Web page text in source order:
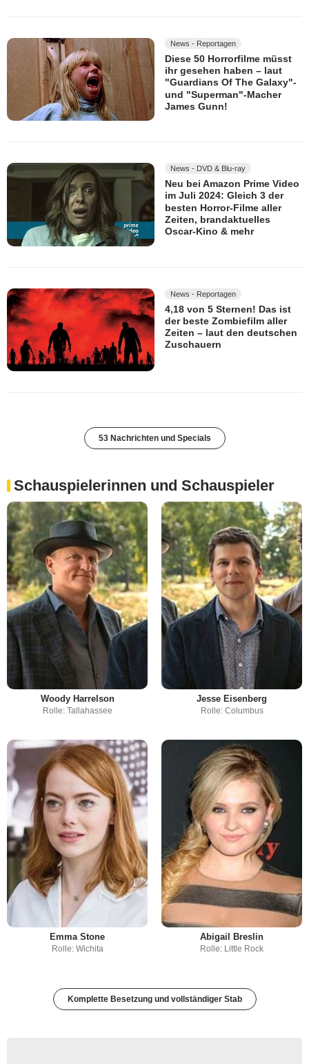
News - Reportagen
Diese 50 Horrorfilme müsst
ihr gesehen haben – laut
"Guardians Of The Galaxy"-
und "Superman"-Macher
James Gunn!
News - DVD & Blu-ray
Neu bei Amazon Prime Video
im Juli 2024: Gleich 3 der
besten Horror-Filme aller
Zeiten, brandaktuelles
Oscar-Kino & mehr
News - Reportagen
4,18 von 5 Sternen! Das ist
der beste Zombiefilm aller
Zeiten – laut den deutschen
Zuschauern
53 Nachrichten und Specials
Schauspielerinnen und Schauspieler
Woody Harrelson
Rolle: Tallahassee
Jesse Eisenberg
Rolle: Columbus
Emma Stone
Rolle: Wichita
Abigail Breslin
Rolle: Little Rock
Komplette Besetzung und vollständiger Stab